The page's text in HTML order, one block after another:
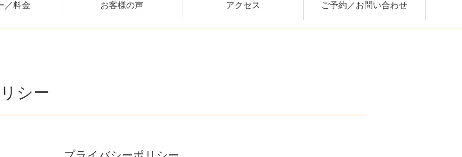
／料金 お客様の声 アクセス ご予約／お問い合わせ
シー